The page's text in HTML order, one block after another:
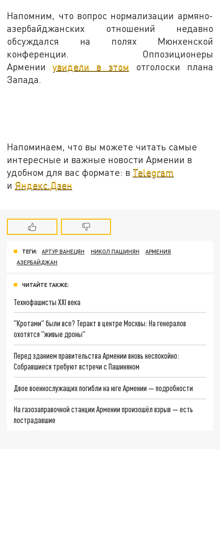
Напомним, что вопрос нормализации армяно-
азербайджанских отношений недавно
обсуждался на полях Мюнхенской
конференции. Оппозиционеры
Арменииувидели в этом отголоски плана
Запада.
Напоминаем, что вы можете читать самые
интересные и важные новости Армении в
удобном для вас формате: в Telegram
и Яндекс.Дзен
ТЕГИ: АРТУР ВАНЕЦЯН НИКОЛ ПАШИНЯН
АРМЕНИЯ
АЗЕРБАЙДЖАН
ЧИТАЙТЕ ТАКЖЕ:
Технофашисты XXI века
"Кротами" были все? Теракт в центре Москвы: На генералов
охотятся "живые дроны"
Перед зданием правительства Армении вновь неспокойно:
Собравшиеся требуют встречи с Пашиняном
Двое военнослужащих погибли на юге Армении — подробности
На газозаправочной станции Армении произошёл взрыв — есть
пострадавшие